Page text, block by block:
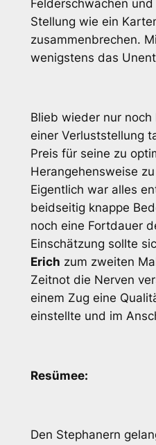
Felderschwächen
Stellung wie ein
zusammenbrechen.
wenigstens das
Blieb wieder nur noch
einer Verluststellung
Preis für seine zu
Herangehensweise
Eigentlich war alles
beidseitig knappe
noch eine Fortdauer
Einschätzung sollte
Erich zum zweiten
Zeitnot die Nerven
einem Zug eine
einstellte und im
Resümee:
Den Stephanern